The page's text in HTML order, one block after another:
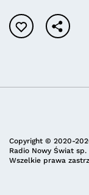
Copyright © 2020-
Radio Nowy Świat sp.
Wszelkie prawa